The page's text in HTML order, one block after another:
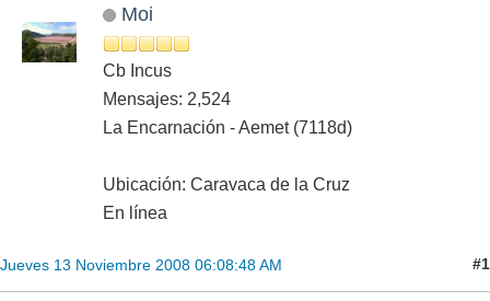
Moi
Cb Incus
Mensajes: 2,524
La Encarnación - Aemet (7118d)
Ubicación: Caravaca de la Cruz
En línea
Jueves 13 Noviembre 2008 06:08:48 AM #1